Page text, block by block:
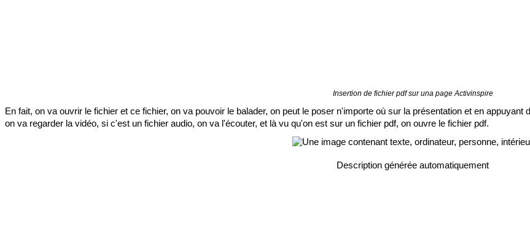
Insertion de fichier pdf sur una page Activinspire
En fait, on va ouvrir le fichier et ce fichier, on va pouvoir le balader, on peut le poser n'importe où sur la présentation et en
on va regarder la vidéo, si c'est un fichier audio, on va l'écouter, et là vu qu'on est sur un fichier pdf, on ouvre le fichier pdf.